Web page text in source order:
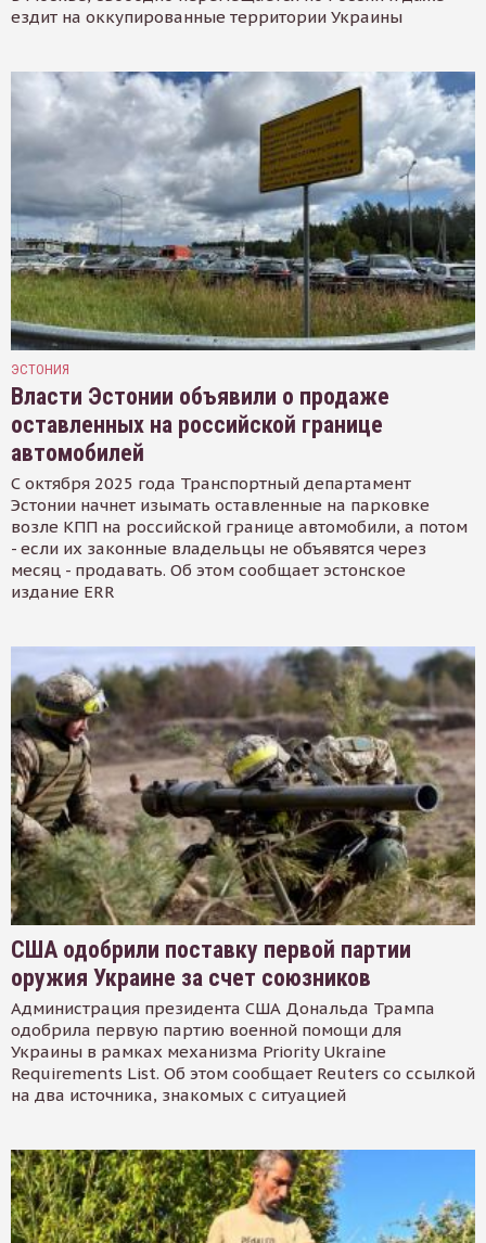
ездит на оккупированные территории Украины
ЭСТОНИЯ
Власти Эстонии объявили о продаже
оставленных на российской границе
автомобилей
С октября 2025 года Транспортный департамент
Эстонии начнет изымать оставленные на парковке
возле КПП на российской границе автомобили, а потом
- если их законные владельцы не объявятся через
месяц - продавать. Об этом сообщает эстонское
издание ERR
США одобрили поставку первой партии
оружия Украине за счет союзников
Администрация президента США Дональда Трампа
одобрила первую партию военной помощи для
Украины в рамках механизма Priority Ukraine
Requirements List. Об этом сообщает Reuters со ссылкой
на два источника, знакомых с ситуацией